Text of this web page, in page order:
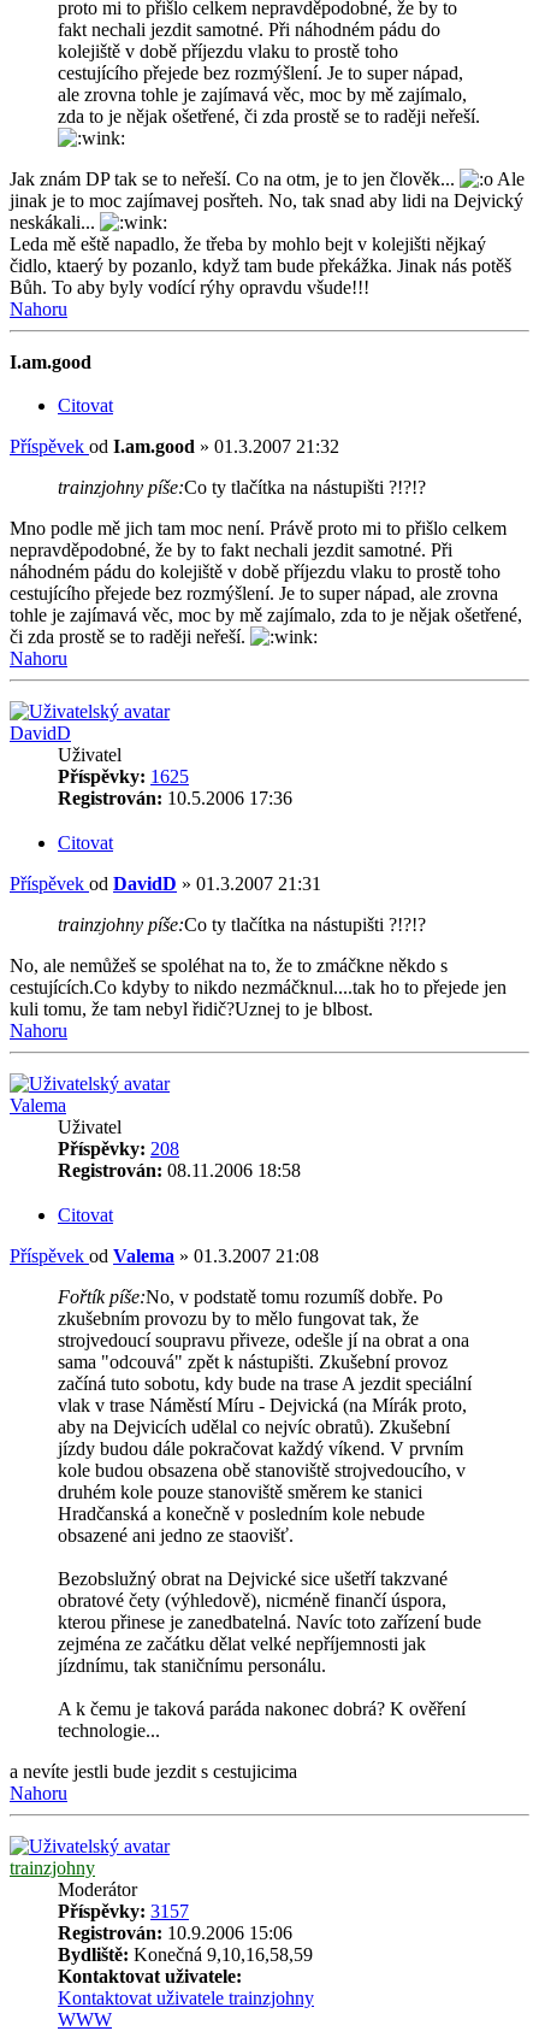
proto mi to přišlo celkem nepravděpodobné, že by to
fakt nechali jezdit samotné. Při náhodném pádu do
kolejiště v době příjezdu vlaku to prostě toho
cestujícího přejede bez rozmýšlení. Je to super nápad,
ale zrovna tohle je zajímavá věc, moc by mě zajímalo,
zda to je nějak ošetřené, či zda prostě se to raději neřeší.
Jak znám DP tak se to neřeší. Co na otm, je to jen člověk...
Ale
jinak je to moc zajímavej posřteh. No, tak snad aby lidi na Dejvický
neskákali...
Leda mě eště napadlo, že třeba by mohlo bejt v kolejišti nějkaý
čidlo, ktaerý by pozanlo, když tam bude překážka. Jinak nás potěš
Bůh. To aby byly vodící rýhy opravdu všude!!!
Nahoru
I.am.good
Citovat
Příspěvek od I.am.good » 01.3.2007 21:32
trainzjohny píše:Co ty tlačítka na nástupišti ?!?!?
Mno podle mě jich tam moc není. Právě proto mi to přišlo celkem
nepravděpodobné, že by to fakt nechali jezdit samotné. Při
náhodném pádu do kolejiště v době příjezdu vlaku to prostě toho
cestujícího přejede bez rozmýšlení. Je to super nápad, ale zrovna
tohle je zajímavá věc, moc by mě zajímalo, zda to je nějak ošetřené,
či zda prostě se to raději neřeší.
Nahoru
DavidD
Uživatel
Příspěvky: 1625
Registrován: 10.5.2006 17:36
Citovat
Příspěvek od DavidD » 01.3.2007 21:31
trainzjohny píše:Co ty tlačítka na nástupišti ?!?!?
No, ale nemůžeš se spoléhat na to, že to zmáčkne někdo s
cestujících.Co kdyby to nikdo nezmáčknul....tak ho to přejede jen
kuli tomu, že tam nebyl řidič?Uznej to je blbost.
Nahoru
Valema
Uživatel
Příspěvky: 208
Registrován: 08.11.2006 18:58
Citovat
Příspěvek od Valema » 01.3.2007 21:08
Fořtík píše:No, v podstatě tomu rozumíš dobře. Po
zkušebním provozu by to mělo fungovat tak, že
strojvedoucí soupravu přiveze, odešle jí na obrat a ona
sama "odcouvá" zpět k nástupišti. Zkušební provoz
začíná tuto sobotu, kdy bude na trase A jezdit speciální
vlak v trase Náměstí Míru - Dejvická (na Mírák proto,
aby na Dejvicích udělal co nejvíc obratů). Zkušební
jízdy budou dále pokračovat každý víkend. V prvním
kole budou obsazena obě stanoviště strojvedoucího, v
druhém kole pouze stanoviště směrem ke stanici
Hradčanská a konečně v posledním kole nebude
obsazené ani jedno ze staovišť.
Bezobslužný obrat na Dejvické sice ušetří takzvané
obratové čety (výhledově), nicméně finančí úspora,
kterou přinese je zanedbatelná. Navíc toto zařízení bude
zejména ze začátku dělat velké nepříjemnosti jak
jízdnímu, tak staničnímu personálu.
A k čemu je taková paráda nakonec dobrá? K ověření
technologie...
a nevíte jestli bude jezdit s cestujicima
Nahoru
trainzjohny
Moderátor
Příspěvky: 3157
Registrován: 10.9.2006 15:06
Bydliště: Konečná 9,10,16,58,59
Kontaktovat uživatele:
Kontaktovat uživatele trainzjohny
WWW